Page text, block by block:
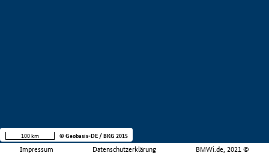
Impressum Datenschutzerklärung BMWi.de, 2021 ©
100 km © Geobasis-DE / BKG 2015